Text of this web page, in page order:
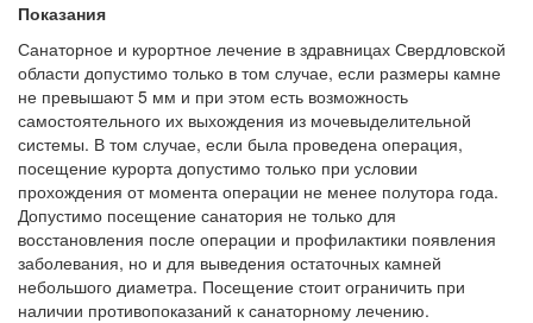
Показания
Санаторное и курортное лечение в здравницах Свердловской
области допустимо только в том случае, если размеры камне
не превышают 5 мм и при этом есть возможность
самостоятельного их выхождения из мочевыделительной
системы. В том случае, если была проведена операция,
посещение курорта допустимо только при условии
прохождения от момента операции не менее полутора года.
Допустимо посещение санатория не только для
восстановления после операции и профилактики появления
заболевания, но и для выведения остаточных камней
небольшого диаметра. Посещение стоит ограничить при
наличии противопоказаний к санаторному лечению.